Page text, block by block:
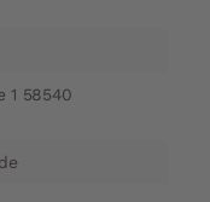
1 58540